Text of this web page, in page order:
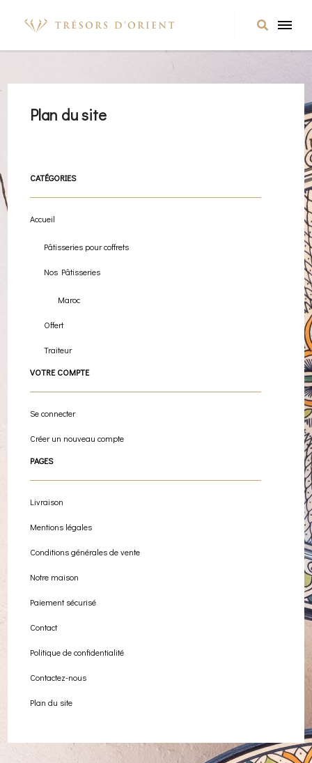
Plan du site
CATÉGORIES
Accueil
Pâtisseries pour coffrets
Nos Pâtisseries
Maroc
Offert
Traiteur
VOTRE COMPTE
Se connecter
Créer un nouveau compte
PAGES
Livraison
Mentions légales
Conditions générales de vente
Notre maison
Paiement sécurisé
Contact
Politique de confidentialité
Contactez-nous
Plan du site